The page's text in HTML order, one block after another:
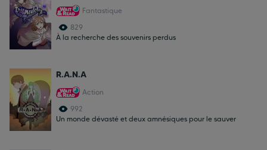
Fantastique
829
À la recherche des souvenirs perdus
R.A.N.A
Action
992
Un monde dévasté et deux amnésiques pour le sauver